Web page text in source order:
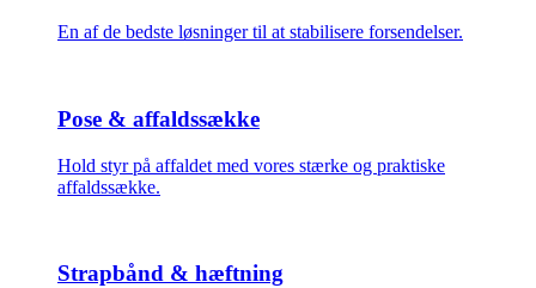
En af de bedste løsninger til at stabilisere forsendelser.
Pose & affaldssække
Hold styr på affaldet med vores stærke og praktiske
affaldssække.
Strapbånd & hæftning